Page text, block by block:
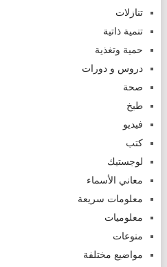
تنازلات
تنمية ذاتية
حمية وتغذية
دروس و دورات
صحة
طبخ
فيديو
كتب
لوجستيك
معاني الأسماء
معلومات سريعة
معلوميات
منوعات
مواضيع مختلفة